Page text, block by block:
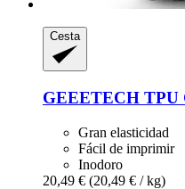
Cesta
GEEETECH TPU
Gran elasticidad
Fácil de imprimir
Inodoro
20,49 € (20,49 € / kg)